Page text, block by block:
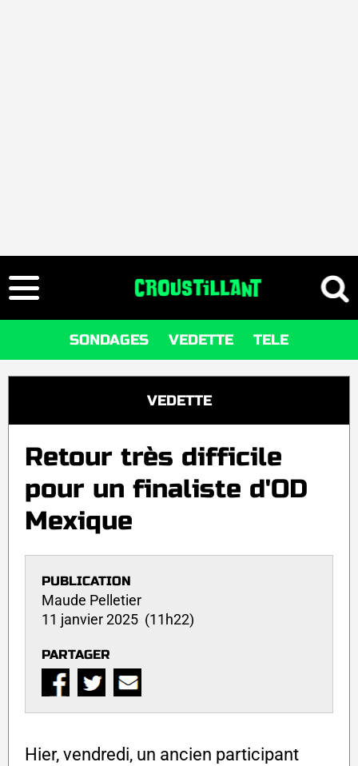
SONDAGES VEDETTE TELE
VEDETTE
Retour très difficile
pour un finaliste d'OD
Mexique
PUBLICATION
Maude Pelletier
11 janvier 2025 (11h22)
PARTAGER
Hier, vendredi, un ancien participant